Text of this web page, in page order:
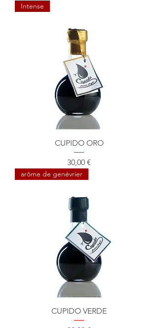
Intense
CUPIDO ORO
Prix
30,00 €
arôme de genévrier
CUPIDO VERDE